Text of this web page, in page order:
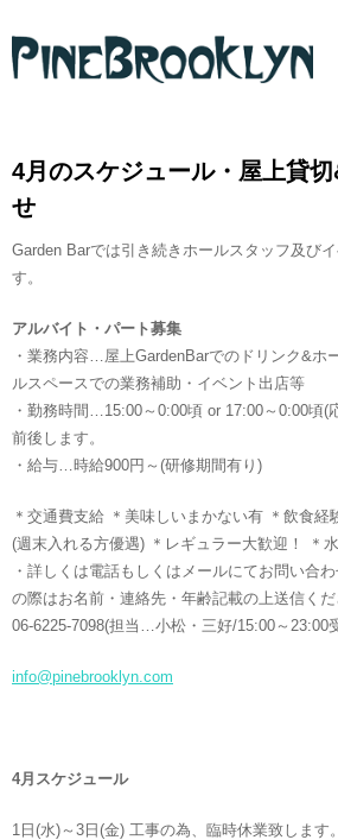
4月のスケジュール・屋上貸
せ
Garden Barでは引き続きホールスタッフ及び
す。
アルバイト・パート募集
・業務内容…屋上GardenBarでのドリンク&ホ
ルスペースでの業務補助・イベント出店等
・勤務時間…15:00～0:00頃 or 17:00～0:00頃(
前後します。
・給与…時給900円～(研修期間有り)
＊交通費支給 ＊美味しいまかない有 ＊飲食経
(週末入れる方優遇) ＊レギュラー大歓迎！ ＊
・詳しくは電話もしくはメールにてお問い合
の際はお名前・連絡先・年齢記載の上送信く
06-6225-7098(担当…小松・三好/15:00～23:00
info@pinebrooklyn.com
4月スケジュール
1日(水)～3日(金) 工事の為、臨時休業致します。
Home
Past
access